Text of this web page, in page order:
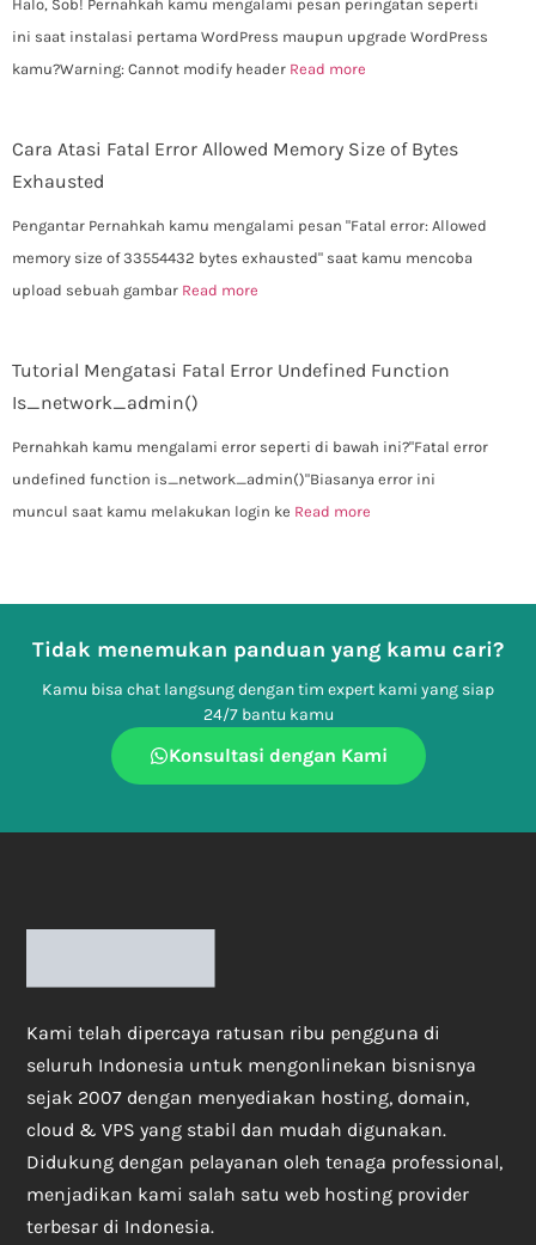
Halo, Sob! Pernahkah kamu mengalami pesan peringatan seperti
ini saat instalasi pertama WordPress maupun upgrade WordPress
kamu?Warning: Cannot modify header Read more
Cara Atasi Fatal Error Allowed Memory Size of Bytes
Exhausted
Pengantar Pernahkah kamu mengalami pesan "Fatal error: Allowed
memory size of 33554432 bytes exhausted" saat kamu mencoba
upload sebuah gambar Read more
Tutorial Mengatasi Fatal Error Undefined Function
Is_network_admin()
Pernahkah kamu mengalami error seperti di bawah ini?"Fatal error
undefined function is_network_admin()"Biasanya error ini
muncul saat kamu melakukan login ke Read more
Tidak menemukan panduan yang kamu cari?
Kamu bisa chat langsung dengan tim expert kami yang siap
24/7 bantu kamu
Konsultasi dengan Kami
Kami telah dipercaya ratusan ribu pengguna di
seluruh Indonesia untuk mengonlinekan bisnisnya
sejak 2007 dengan menyediakan hosting, domain,
cloud & VPS yang stabil dan mudah digunakan.
Didukung dengan pelayanan oleh tenaga professional,
menjadikan kami salah satu web hosting provider
terbesar di Indonesia.